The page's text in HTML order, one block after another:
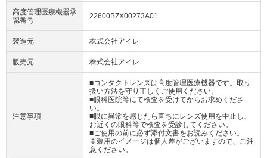
高度管理医療機器承
認番号
22600BZX00273A01
製造元 株式会社アイレ
販売元 株式会社アイレ
注意事項
■コンタクトレンズは高度管理医療機器です。取り
扱い方法を守り正しくご使用ください。
■眼科医院等にて検査を受けてからお求めくださ
い。
■眼に異常を感じたら直ちにレンズ使用を中止し、
お近くの眼科等で検査を受診してください。
■ご使用の前に必ず添付文書をお読みください。
※装用のイメージは個人差がございますので、ご注
意ください。